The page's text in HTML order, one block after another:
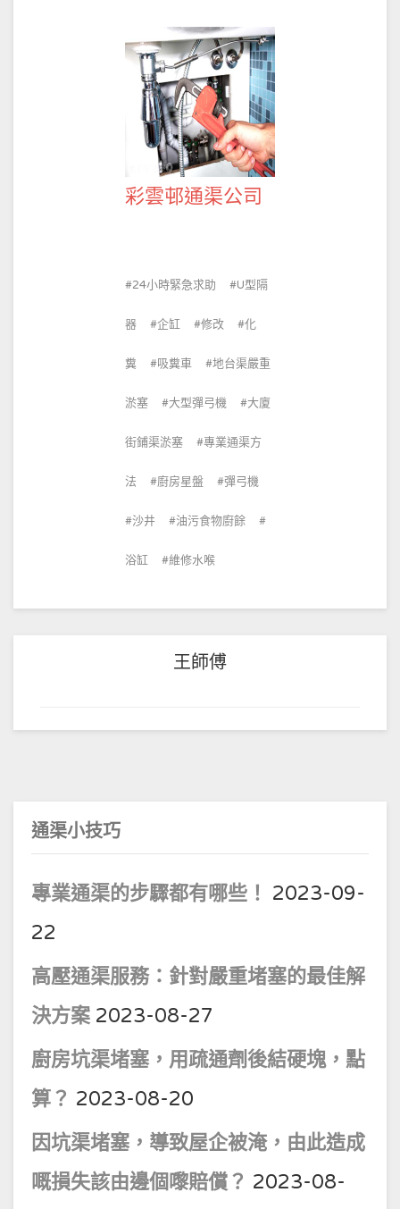
彩雲邨通渠公司
24小時緊急求助 U型隔
器 企缸 修改 化
糞 吸糞車 地台渠嚴重
淤塞 大型彈弓機 大廈
街鋪渠淤塞 專業通渠方
法 廚房星盤 彈弓機
沙井 油污食物廚餘
浴缸 維修水喉
王師傅
通渠小技巧
專業通渠的步驟都有哪些！ 2023-09-
22
高壓通渠服務：針對嚴重堵塞的最佳解
決方案 2023-08-27
廚房坑渠堵塞，用疏通劑後結硬塊，點
算？ 2023-08-20
因坑渠堵塞，導致屋企被淹，由此造成
嘅損失該由邊個嚟賠償？ 2023-08-